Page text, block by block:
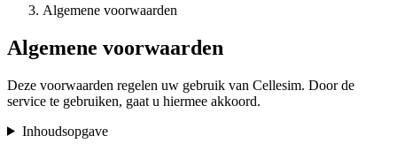
Algemene voorwaarden
Algemene voorwaarden
Deze voorwaarden regelen uw gebruik van Cellesim. Door de
service te gebruiken, gaat u hiermee akkoord.
Inhoudsopgave